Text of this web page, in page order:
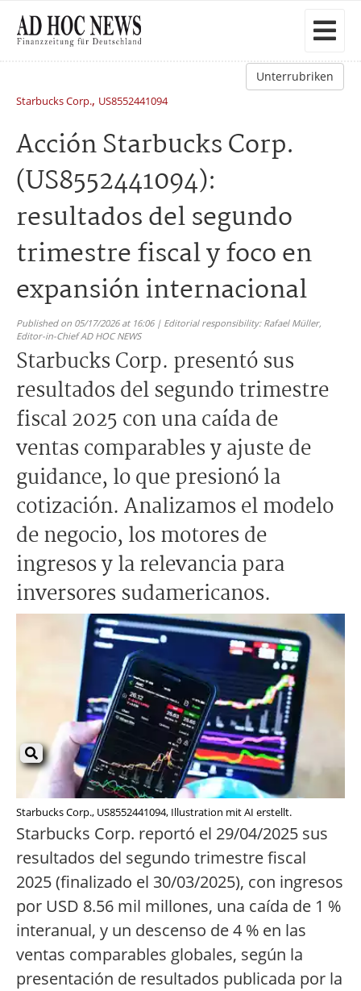
Unterrubriken
Starbucks Corp., US8552441094
Acción Starbucks Corp.
(US8552441094):
resultados del segundo
trimestre fiscal y foco en
expansión internacional
Published on 05/17/2026 at 16:06 | Editorial responsibility: Rafael Müller,
Editor-in-Chief AD HOC NEWS
Starbucks Corp. presentó sus
resultados del segundo trimestre
fiscal 2025 con una caída de
ventas comparables y ajuste de
guidance, lo que presionó la
cotización. Analizamos el modelo
de negocio, los motores de
ingresos y la relevancia para
inversores sudamericanos.
Starbucks Corp., US8552441094, Illustration mit AI erstellt.
Starbucks Corp. reportó el 29/04/2025 sus
resultados del segundo trimestre fiscal
2025 (finalizado el 30/03/2025), con ingresos
por USD 8.56 mil millones, una caída de 1 %
interanual, y un descenso de 4 % en las
ventas comparables globales, según la
presentación de resultados publicada por la